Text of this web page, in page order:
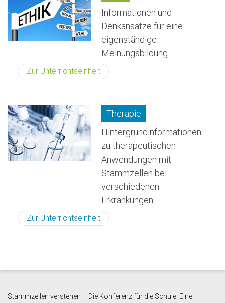
Informationen und
Denkansätze für eine
eigenständige
Meinungsbildung
Zur Unterrichtseinheit
Therapie
Hintergrundinformationen
zu therapeutischen
Anwendungen mit
Stammzellen bei
verschiedenen
Erkrankungen
Zur Unterrichtseinheit
Stammzellen verstehen – Die Konferenz für die Schule. Eine